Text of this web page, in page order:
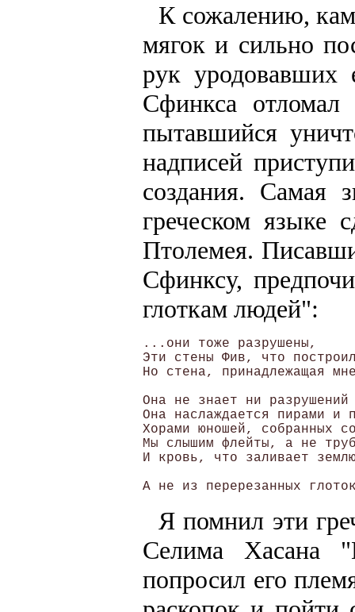
К сожалению,
мягок и сильно
рук уродовавших
Сфинкса
пытавшийся
надписей
создания. Самая
греческом языке
Птолемея.
Сфинксу,
глоткам людей":
...они тоже разрушены,
Эти стены Фив, что
Но стена, принадлежащая
Она не знает ни
Она наслаждается пирами и
Хорами юношей, собранных
Мы слышим флейты, а не
И кровь, что заливает
Я помнил эти
Селима Хасана
попросил его